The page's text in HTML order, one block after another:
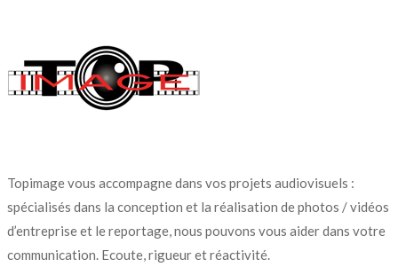
Topimage vous accompagne dans vos projets audiovisuels :
spécialisés dans la conception et la réalisation de photos / vidéos
d’entreprise et le reportage, nous pouvons vous aider dans votre
communication. Ecoute, rigueur et réactivité.